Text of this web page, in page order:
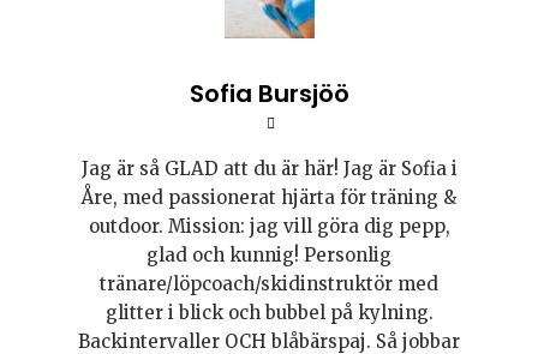
Sofia Bursjöö
Jag är så GLAD att du är här! Jag är Sofia i
Åre, med passionerat hjärta för träning &
outdoor. Mission: jag vill göra dig pepp,
glad och kunnig! Personlig
tränare/löpcoach/skidinstruktör med
glitter i blick och bubbel på kylning.
Backintervaller OCH blåbärspaj. Så jobbar